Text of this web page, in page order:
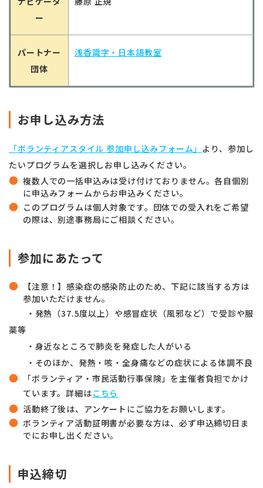
ー
パートナー
団体
浅香識字・日本語教室
お申し込み方法
「ボランティアスタイル 参加申し込みフォーム」 より、参加し
たいプログラムを選択しお申し込みください。
複数人での一括申込みは受け付けておりません。各自個別
に申込みフォームからお申込みください。
このプログラムは個人対象です。団体での受入れをご希望
の際は、別途事務局にご相談ください。
参加にあたって
【注意！】感染症の感染防止のため、下記に該当する方は
参加いただけません。
・発熱（37.5度以上）や感冒症状（風邪など）で受診や服
薬等
・身近なところで肺炎を発症した人がいる
・そのほか、発熱・咳・全身痛などの症状による体調不良
「ボランティア・市民活動行事保険」を主催者負担でかけ
ています。詳細はこちら
活動終了後は、アンケートにご協力をお願いします。
ボランティア活動証明書が必要な方は、必ず申込締切日ま
でにお申し出ください。
申込締切